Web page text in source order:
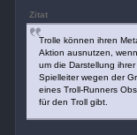
Zitat
Trolle können ihren
Aktion ausnutzen,
um die Darstellung
Spielleiter wegen der
eines Troll-Runners
für den Troll gibt.